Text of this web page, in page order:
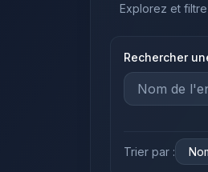
Explorez et
Rechercher
Trier par :